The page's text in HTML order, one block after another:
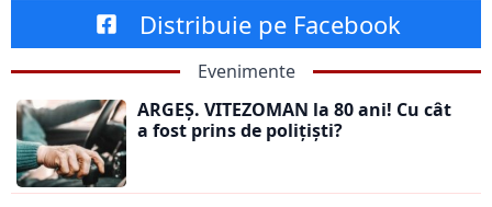
Distribuie pe Facebook
Evenimente
ARGEȘ. VITEZOMAN la 80 ani! Cu cât
a fost prins de polițiști?